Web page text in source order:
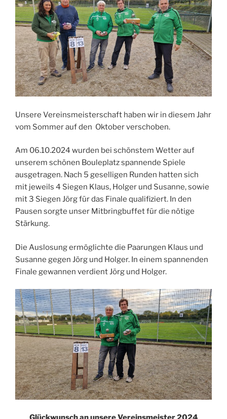
Unsere Vereinsmeisterschaft haben wir in diesem Jahr
vom Sommer auf den Oktober verschoben.
Am 06.10.2024 wurden bei schönstem Wetter auf
unserem schönen Bouleplatz spannende Spiele
ausgetragen. Nach 5 geselligen Runden hatten sich
mit jeweils 4 Siegen Klaus, Holger und Susanne, sowie
mit 3 Siegen Jörg für das Finale qualifiziert. In den
Pausen sorgte unser Mitbringbuffet für die nötige
Stärkung.
Die Auslosung ermöglichte die Paarungen Klaus und
Susanne gegen Jörg und Holger. In einem spannenden
Finale gewannen verdient Jörg und Holger.